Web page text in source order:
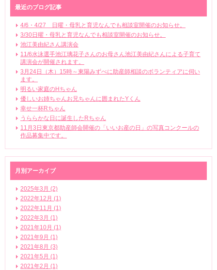
最近のブログ記事
4/6・4/27 日曜・母乳と育児なんでも相談室開催のお知らせ。
3/30日曜・母乳と育児なんでも相談室開催のお知らせ。
池江美由紀さん講演会
11/6水泳選手池江璃花子さんのお母さん池江美由紀さんによる子育て
講演会が開催されます。
3月24日（木）15時～東陽みずべに助産師相談のボランティアに伺い
ます。
明るい家庭のHちゃん
優しいお姉ちゃんお兄ちゃんに囲まれたYくん
幸せ一杯Rちゃん
うららかな日に誕生したRちゃん
11月3日東京都助産師会開催の「いいお産の日」の写真コンクールの
作品募集中です。
月別アーカイブ
2025年3月 (2)
2022年12月 (1)
2022年11月 (1)
2022年3月 (1)
2021年10月 (1)
2021年9月 (1)
2021年8月 (3)
2021年5月 (1)
2021年2月 (1)